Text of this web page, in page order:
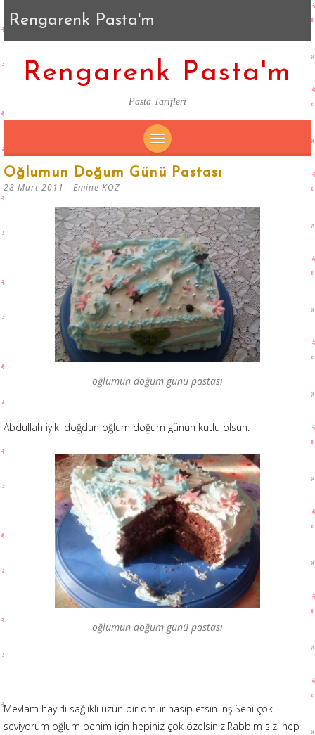
Rengarenk Pasta'm
Rengarenk Pasta'm
Pasta Tarifleri
SKIP
Oğlumun Doğum Günü Pastası
28 Mart 2011 - Emine KOZ
oğlumun doğum günü pastası
Abdullah iyiki doğdun oğlum doğum günün kutlu olsun.
oğlumun doğum günü pastası
Mevlam hayırlı sağlıklı uzun bir ömür nasip etsin inş.Seni çok
seviyorum oğlum benim için hepiniz çok özelsiniz.Rabbim sizi hep